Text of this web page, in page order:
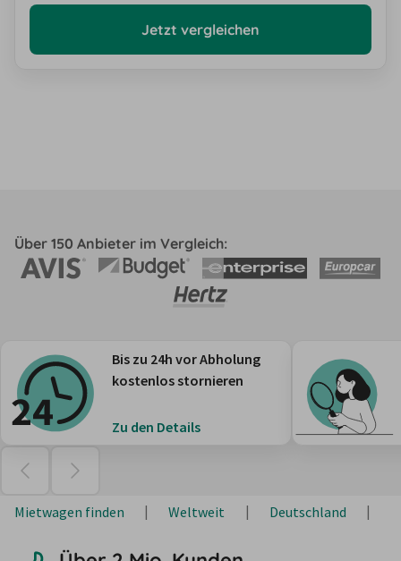
Jetzt vergleichen
Über 150 Anbieter im Vergleich:
Bis zu 24h vor Abholung
kostenlos stornieren
Zu den Details
Mietwagen finden Weltweit Deutschland